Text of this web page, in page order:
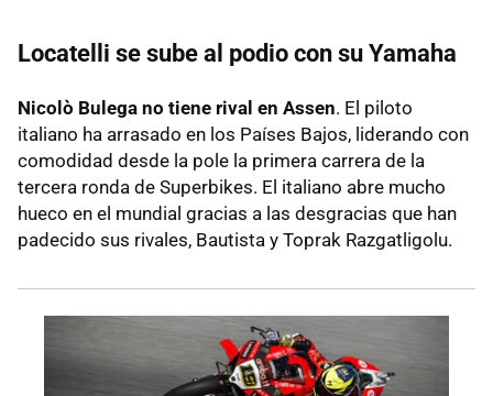
Locatelli se sube al podio con su Yamaha
Nicolò Bulega no tiene rival en Assen. El piloto
italiano ha arrasado en los Países Bajos, liderando con
comodidad desde la pole la primera carrera de la
tercera ronda de Superbikes. El italiano abre mucho
hueco en el mundial gracias a las desgracias que han
padecido sus rivales, Bautista y Toprak Razgatligolu.